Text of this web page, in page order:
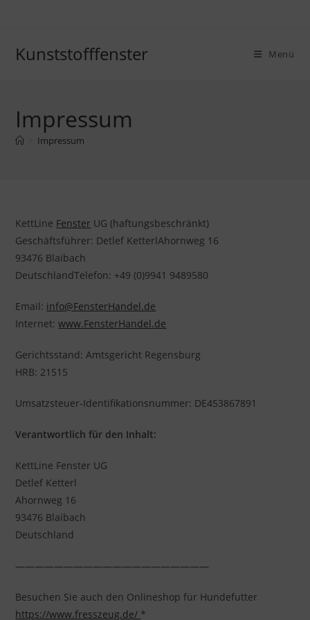
Kunststofffenster Menü
Impressum
Impressum
KettLine Fenster UG (haftungsbeschränkt)
Geschäftsführer: Detlef KetterlAhornweg 16
93476 Blaibach
DeutschlandTelefon: +49 (0)9941 9489580
Email: info@FensterHandel.de
Internet:www.FensterHandel.de
Gerichtsstand: Amtsgericht Regensburg
HRB: 21515
Umsatzsteuer-Identifikationsnummer: DE453867891
Verantwortlich für den Inhalt:
KettLine Fenster UG
Detlef Ketterl
Ahornweg 16
93476 Blaibach
Deutschland
————————————————————
Besuchen Sie auch den Onlineshop für Hundefutter
https://www.fresszeug.de/ *